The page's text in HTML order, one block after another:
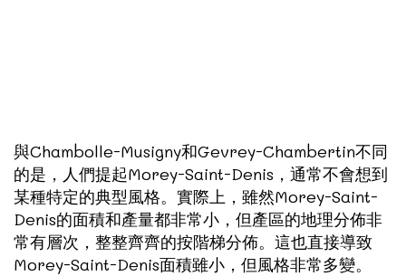
與Chambolle-Musigny和Gevrey-Chambertin不同
的是，人們提起Morey-Saint-Denis，通常不會想到
某種特定的典型風格。實際上，雖然Morey-Saint-
Denis的面積和產量都非常小，但產區的地理分佈非
常有層次，整整齊齊的按階梯分佈。這也直接導致
Morey-Saint-Denis面積雖小，但風格非常多變。